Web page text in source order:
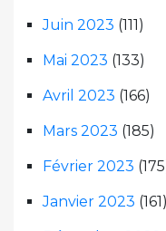
Juin 2023 (111)
Mai 2023 (133)
Avril 2023 (166)
Mars 2023 (185)
Février 2023
Janvier 2023 (161)